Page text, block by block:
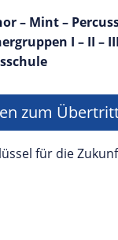
– Mint –
I – II –
zum
für die